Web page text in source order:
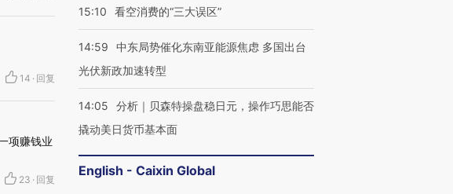
14 · 回复
项赚钱业
23 · 回复
15:10 看空消费的“三大误区”
14:59
中东局势催化东南亚能源焦虑 多国出台
光伏新政加速转型
14:05
分析｜贝森特操盘稳日元，操作巧思能否
撬动美日货币基本面
English - Caixin Global